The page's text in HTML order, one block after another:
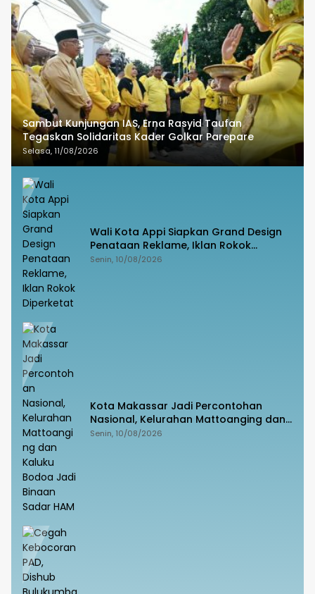
Sambut Kunjungan IAS, Erna Rasyid Taufan
Tegaskan Solidaritas Kader Golkar Parepare
Selasa, 11/08/2026
Wali Kota Appi Siapkan Grand Design
Penataan Reklame, Iklan Rokok
Diperketat
Senin, 10/08/2026
Kota Makassar Jadi Percontohan
Nasional, Kelurahan Mattoanging dan
Kaluku Bodoa Jadi Binaan Sadar HAM
Senin, 10/08/2026